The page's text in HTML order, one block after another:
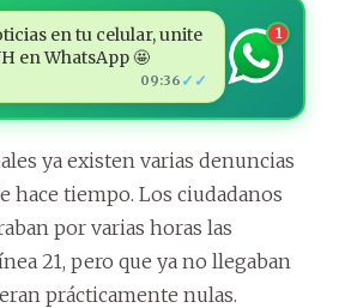
en tu celular, unite
en WhatsApp 🤩
09:36 ✓✓
1
ya existen varias denuncias
hace tiempo. Los ciudadanos
por varias horas las
21, pero que ya no llegaban
prácticamente nulas.